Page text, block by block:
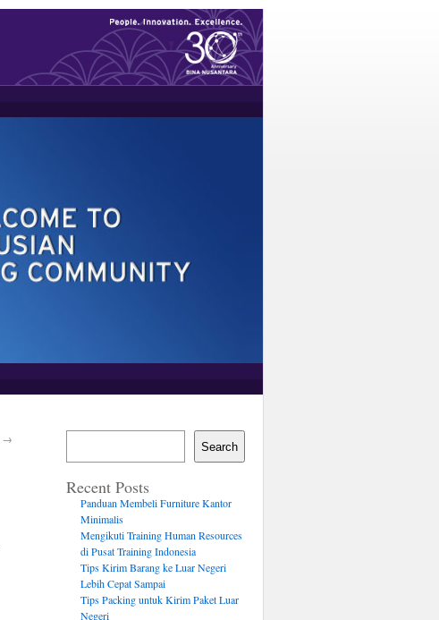
→
Search
Recent Posts
Panduan Membeli Furniture Kantor
Minimalis
Mengikuti Training Human Resources
di Pusat Training Indonesia
Tips Kirim Barang ke Luar Negeri
Lebih Cepat Sampai
Tips Packing untuk Kirim Paket Luar
Negeri